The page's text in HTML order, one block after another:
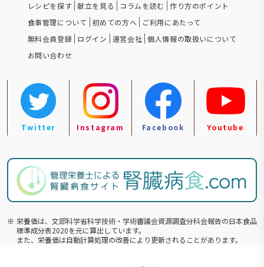
レシピを探す 献立を見る コラムを読む
作り方のポイント
食事管理について
初めての方へ
ご利用にあたって
無料会員登録 ログイン 運営会社 個人情報の取扱いについて
お問い合わせ
Twitter Instagram Facebook Youtube
※ 栄養価は、文部科学省科学技術・学術審議会資源調査分科会報告の⽇本食品
標準成分表2020を元に算出しています。
また、栄養価は自動計算処理の改善により更新されることがあります。